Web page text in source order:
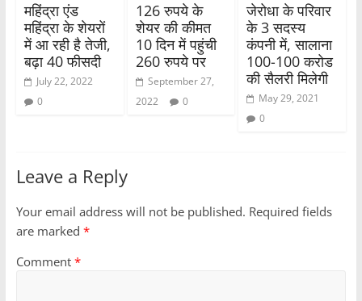
महिंद्रा एंड
महिंद्रा के शेयरों
में आ रही है तेजी,
बढ़ा 40 फीसदी
July 22, 2022
0
126 रुपये के
शेयर की कीमत
10 दिन में पहुंची
260 रुपये पर
September 27,
2022
0
जेरोधा के परिवार
के 3 सदस्य
कंपनी में, सालाना
100-100 करोड
की सैलरी मिलेगी
May 29, 2021
0
Leave a Reply
Your email address will not be published. Required fields
are marked *
Comment *